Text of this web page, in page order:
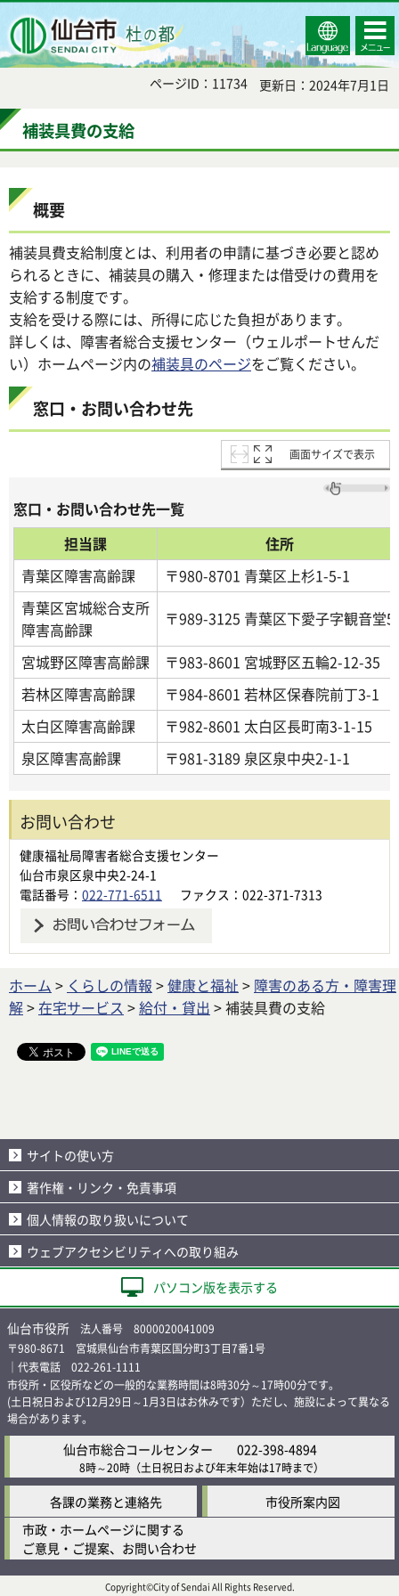
Select
Language
コンテ
ンツメ
ニュー
ページID：11734 更新日：2024年7月1日
補装具費の支給
概要
補装具費支給制度とは、利用者の申請に基づき必要と認め
られるときに、補装具の購入・修理または借受けの費用を
支給する制度です。
支給を受ける際には、所得に応じた負担があります。
詳しくは、障害者総合支援センター（ウェルポートせんだ
い）ホームページ内の補装具のページをご覧ください。
窓口・お問い合わせ先
画面サイズで表示
窓口・お問い合わせ先一覧
担当課
住所
青葉区障害高齢課
〒980-8701 青葉区上杉1-5-1
青葉区宮城総合支所
障害高齢課
〒989-3125 青葉区下愛子字観音堂5
宮城野区障害高齢課
〒983-8601 宮城野区五輪2-12-35
若林区障害高齢課
〒984-8601 若林区保春院前丁3-1
太白区障害高齢課
〒982-8601 太白区長町南3-1-15
泉区障害高齢課
〒981-3189 泉区泉中央2-1-1
お問い合わせ
健康福祉局障害者総合支援センター
仙台市泉区泉中央2-24-1
電話番号： 022-771-6511 ファクス：022-371-7313
ホーム > くらしの情報 >健康と福祉 > 障害のある方・障害理
解>在宅サービス >給付・貸出 > 補装具費の支給
サイトの使い方
著作権・リンク・免責事項
個人情報の取り扱いについて
ウェブアクセシビリティへの取り組み
パソコン版を表示する
仙台市役所 法人番号 8000020041009
〒980-8671 宮城県仙台市青葉区国分町3丁目7番1号
｜代表電話 022-261-1111
市役所・区役所などの一般的な業務時間は8時30分～17時00分です。
(土日祝日および12月29日～1月3日はお休みです）ただし、施設によって異なる
場合があります。
仙台市総合コールセンター 022-398-4894
8時～20時 （土日祝日および年末年始は17時まで）
各課の業務と連絡先
市役所案内図
市政・ホームページに関する
ご意見・ご提案、お問い合わせ
Copyright©City of Sendai All Rights Reserved.